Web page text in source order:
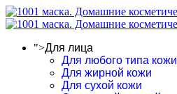
">Для лица
Для любого типа кожи
Для жирной кожи
Для сухой кожи